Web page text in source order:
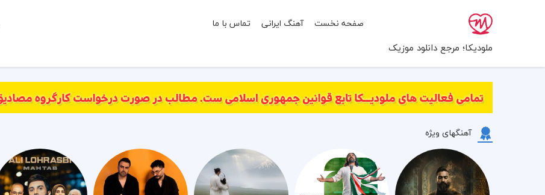
ملودیکا؛ مرجع دانلود موزیک
صفحه نخست آهنگ ایرانی تماس با ما
آهنگهای ویژه